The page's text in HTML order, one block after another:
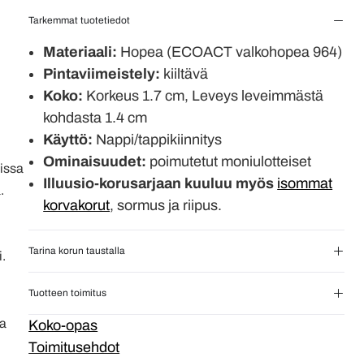
Tarkemmat tuotetiedot
Materiaali: Hopea (ECOACT valkohopea 964)
Pintaviimeistely: kiiltävä
Koko: Korkeus 1.7 cm, Leveys leveimmästä
kohdasta 1.4 cm
Käyttö: Nappi/tappikiinnitys
Ominaisuudet: poimutetut moniulotteiset
Illuusio-korusarjaan kuuluu myös isommat
korvakorut, sormus ja riipus.
Tarina korun taustalla
Tuotteen toimitus
Koko-opas
Toimitusehdot